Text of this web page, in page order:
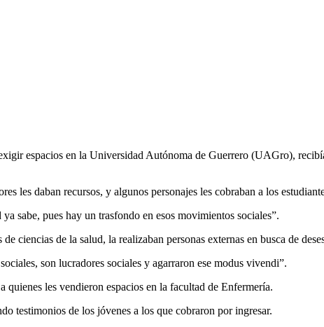
espacios en la Universidad Autónoma de Guerrero (UAGro),
les daban recursos, y algunos personajes les cobraban a los
sabe, pues hay un trasfondo en esos movimientos sociales”.
ciencias de la salud, la realizaban personas externas en busca de
son lucradores sociales y agarraron ese modus vivendi”.
les vendieron espacios en la facultad de Enfermería.
testimonios de los jóvenes a los que cobraron por ingresar.